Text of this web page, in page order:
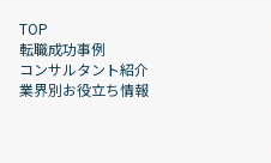
TOP
転職成功事例
コンサルタント紹介
業界別お役立ち情報